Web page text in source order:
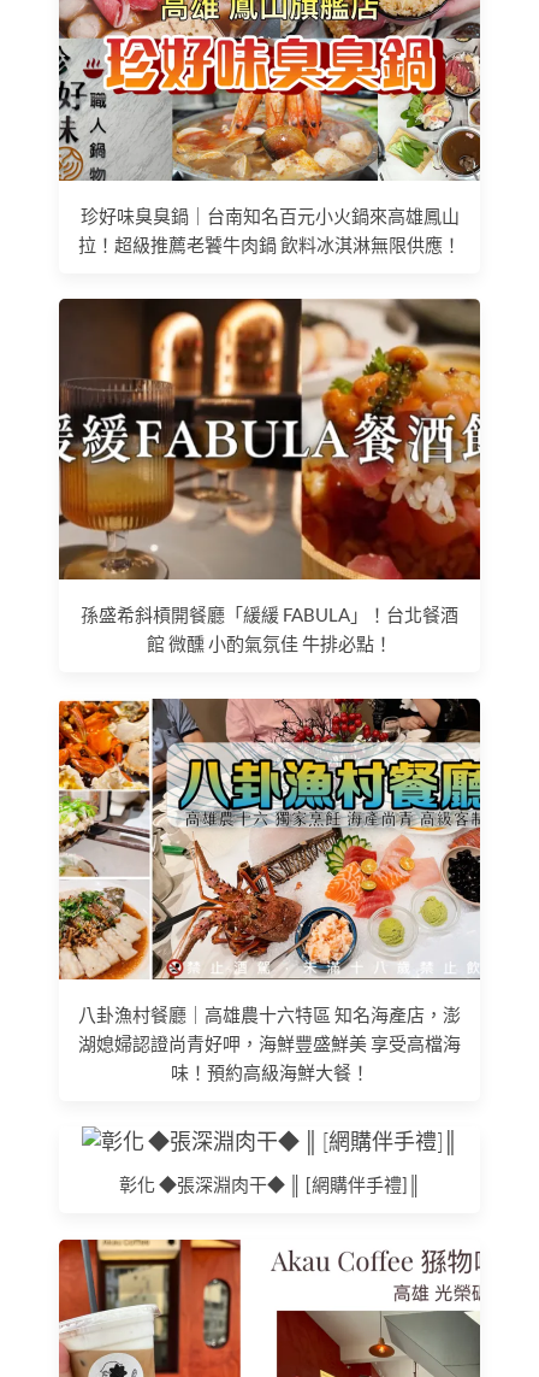
珍好味臭臭鍋｜台南知名百元小火鍋來高雄鳳山
拉！超級推薦老饕牛肉鍋 飲料冰淇淋無限供應！
孫盛希斜槓開餐廳「緩緩 FABULA」！台北餐酒
館 微醺 小酌氣氛佳 牛排必點！
八卦漁村餐廳｜高雄農十六特區 知名海產店，澎
湖媳婦認證尚青好呷，海鮮豐盛鮮美 享受高檔海
味！預約高級海鮮大餐！
彰化 ◆張深淵肉干◆ ║ [網購伴手禮]║